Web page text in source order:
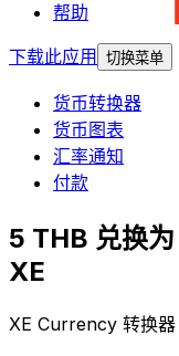
帮助
下载此应用
切换菜单
货币转换器
货币图表
汇率通知
付款
5 THB 兑换
XE
XE Currency 转换器